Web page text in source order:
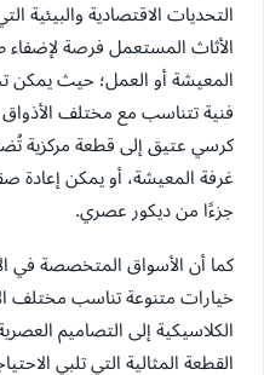
التحديات الاقتصادية والبيئية
الأثاث المستعمل فرصة
المعيشة أو العمل؛ حيث يمكن
فنية تتناسب مع مختلف
كرسي عتيق إلى قطعة مركزية
غرفة المعيشة، أو يمكن إعادة
جزءًا من ديكور عصري.
كما أن الأسواق المتخصصة في
خيارات متنوعة تناسب مختلف
الكلاسيكية إلى التصاميم
القطعة المثالية التي تلبي